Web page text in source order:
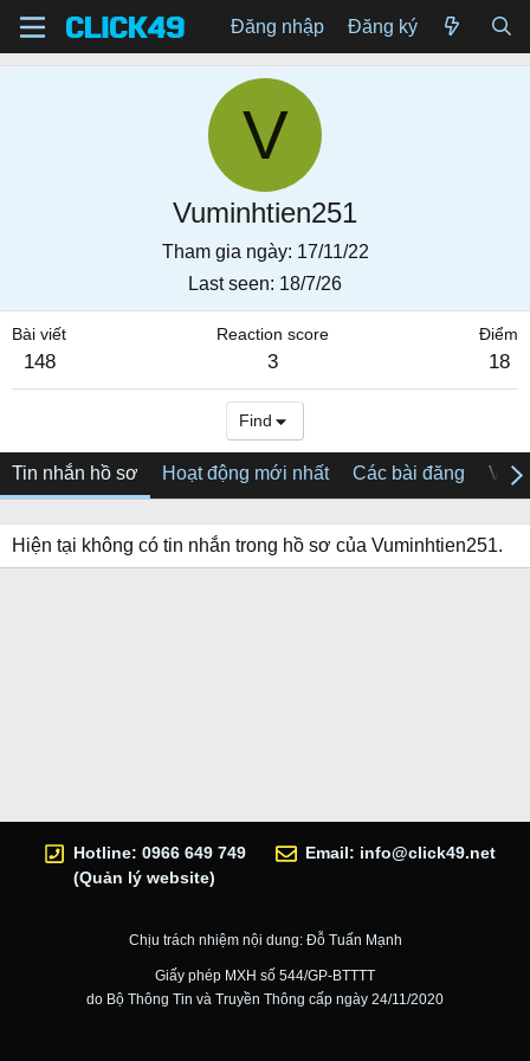
Đăng nhập Đăng ký
V
Vuminhtien251
Tham gia ngày 17/11/22
Last seen 18/7/26
Bài viết
148
Reaction score
3
Điểm
18
Find
Tin nhắn hồ sơ Hoạt động mới nhất Các bài đăng Về
Hiện tại không có tin nhắn trong hồ sơ của Vuminhtien251.
Hotline: 0966 649 749
(Quản lý website)
Email: info@click49.net
Chịu trách nhiệm nội dung: Đỗ Tuấn Mạnh
Giấy phép MXH số 544/GP-BTTTT
do Bộ Thông Tin và Truyền Thông cấp ngày 24/11/2020